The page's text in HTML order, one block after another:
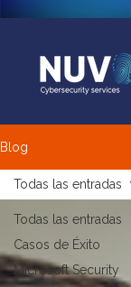
Blog
Todas las entradas
Casos de Éxito
Microsoft Security
Todas las entradas